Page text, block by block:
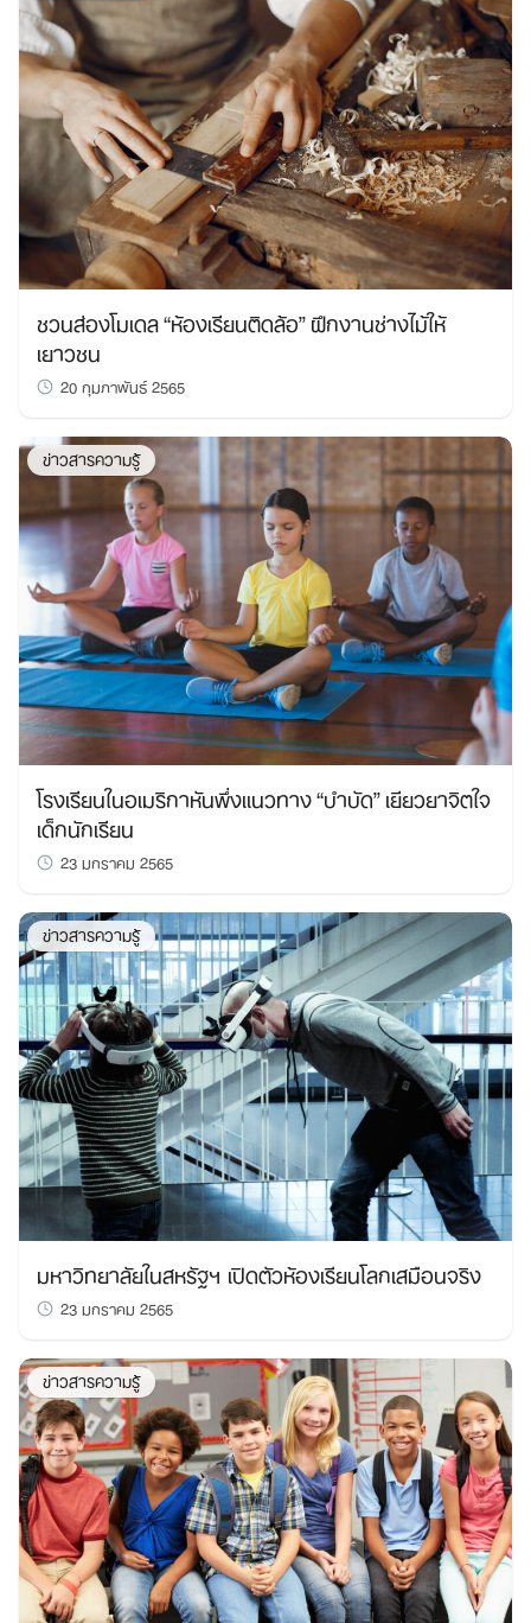
ชวนส่องโมเดล “ห้องเรียนติดล้อ” ฝึกงานช่างไม้ให้
เยาวชน
20 กุมภาพันธ์ 2565
ข่าวสารความรู้
โรงเรียนในอเมริกาหันพึ่งแนวทาง “บำบัด” เยียวยาจิตใจ
เด็กนักเรียน
23 มกราคม 2565
ข่าวสารความรู้
มหาวิทยาลัยในสหรัฐฯ เปิดตัวห้องเรียนโลกเสมือนจริง
23 มกราคม 2565
ข่าวสารความรู้